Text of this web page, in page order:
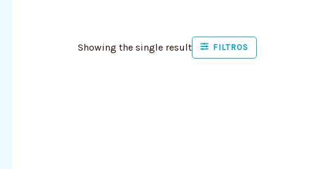
Showing the single result FILTROS